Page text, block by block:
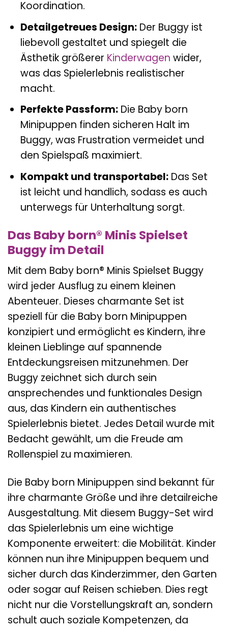
Koordination.
Detailgetreues Design:Der Buggy ist
liebevoll gestaltet und spiegelt die
Ästhetik größerer Kinderwagen wider,
was das Spielerlebnis realistischer
macht.
Perfekte Passform:Die Baby born
Minipuppen finden sicheren Halt im
Buggy, was Frustration vermeidet und
den Spielspaß maximiert.
Kompakt und transportabel:Das Set
ist leicht und handlich, sodass es auch
unterwegs für Unterhaltung sorgt.
Das Baby born® Minis Spielset
Buggy im Detail
Mit dem Baby born® Minis Spielset Buggy
wird jeder Ausflug zu einem kleinen
Abenteuer. Dieses charmante Set ist
speziell für die Baby born Minipuppen
konzipiert und ermöglicht es Kindern, ihre
kleinen Lieblinge auf spannende
Entdeckungsreisen mitzunehmen. Der
Buggy zeichnet sich durch sein
ansprechendes und funktionales Design
aus, das Kindern ein authentisches
Spielerlebnis bietet. Jedes Detail wurde mit
Bedacht gewählt, um die Freude am
Rollenspiel zu maximieren.
Die Baby born Minipuppen sind bekannt für
ihre charmante Größe und ihre detailreiche
Ausgestaltung. Mit diesem Buggy-Set wird
das Spielerlebnis um eine wichtige
Komponente erweitert: die Mobilität. Kinder
können nun ihre Minipuppen bequem und
sicher durch das Kinderzimmer, den Garten
oder sogar auf Reisen schieben. Dies regt
nicht nur die Vorstellungskraft an, sondern
schult auch soziale Kompetenzen, da